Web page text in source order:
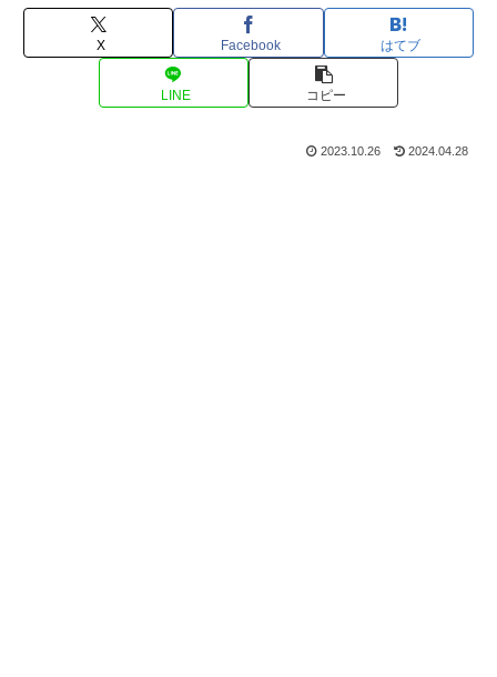
X Facebook はてブ
LINE コピー
2023.10.26 2024.04.28